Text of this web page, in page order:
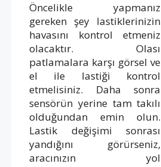
Öncelikle yapmanız
gereken şey lastiklerinizin
havasını kontrol etmeniz
olacaktır. Olası
patlamalara karşı görsel ve
el ile lastiği kontrol
etmelisiniz. Daha sonra
sensörün yerine tam takılı
olduğundan emin olun.
Lastik değişimi sonrası
yandığını görürseniz,
aracınızın yol